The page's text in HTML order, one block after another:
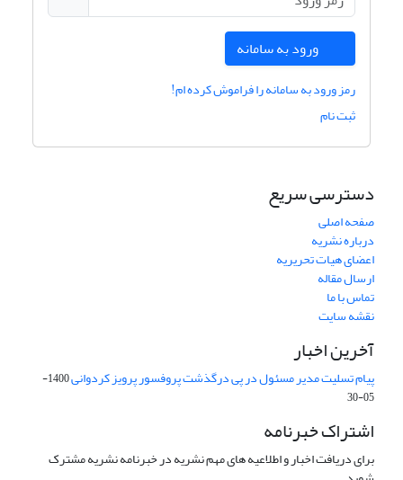
ورود به سامانه
رمز ورود به سامانه را فراموش کرده ام!
ثبت نام
دسترسی سریع
صفحه اصلی
درباره نشریه
اعضای هیات تحریریه
ارسال مقاله
تماس با ما
نقشه سایت
آخرین اخبار
پیام تسلیت مدیر مسئول در پی درگذشت پروفسور پرویز کردوانی
1400-
05-30
اشتراک خبرنامه
برای دریافت اخبار و اطلاعیه های مهم نشریه در خبرنامه نشریه مشترک